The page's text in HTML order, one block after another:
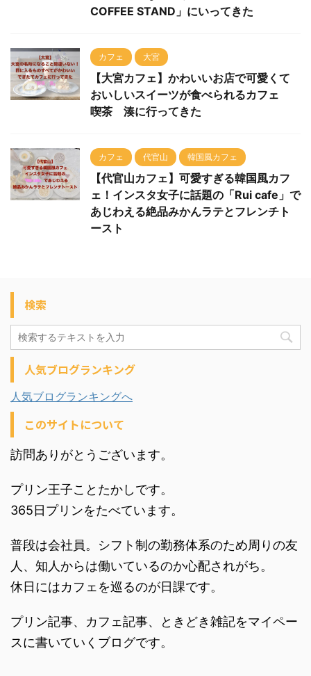
COFFEE STAND」にいってきた
カフェ 大宮
【大宮カフェ】かわいいお店で可愛くて
おいしいスイーツが食べられるカフェ
喫茶 湊に行ってきた
カフェ 代官山 韓国風カフェ
【代官山カフェ】可愛すぎる韓国風カフ
ェ！インスタ女子に話題の「Rui cafe」で
あじわえる絶品みかんラテとフレンチト
ースト
検索
人気ブログランキング
人気ブログランキングへ
このサイトについて
訪問ありがとうございます。
プリン王子ことたかしです。
365日プリンをたべています。
普段は会社員。シフト制の勤務体系のため周りの友
人、知人からは働いているのか心配されがち。
休日にはカフェを巡るのが日課です。
プリン記事、カフェ記事、ときどき雑記をマイペー
スに書いていくブログです。